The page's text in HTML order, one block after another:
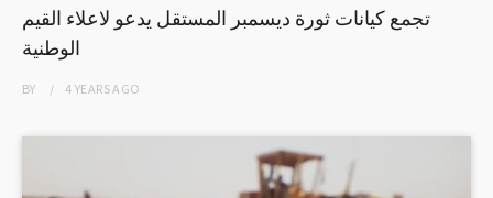
تجمع كيانات ثورة ديسمبر المستقل يدعو لاعلاء القيم
الوطنية
BY 4 YEARSAGO